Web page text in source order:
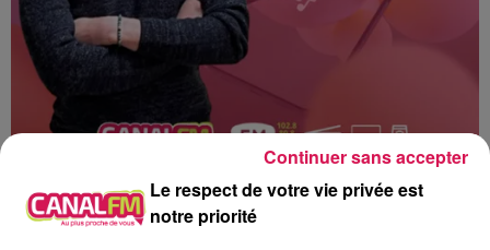
Le respect de votre vie privée est
notre priorité
Continuer sans accepter